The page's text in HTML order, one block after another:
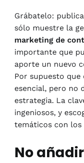
Grábatelo:
sólo muestre la
marketing de
importante que
aporte un nuevo
Por supuesto que
esencial, pero no
estrategia. La
ingeniosos, y
temáticos con los
No